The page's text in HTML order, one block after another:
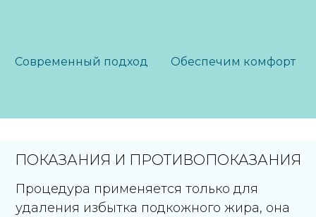
Современный подход Обеспечим комфорт
ПОКАЗАНИЯ И ПРОТИВОПОКАЗАНИЯ
Процедура применяется только для
удаления избытка подкожного жира, она